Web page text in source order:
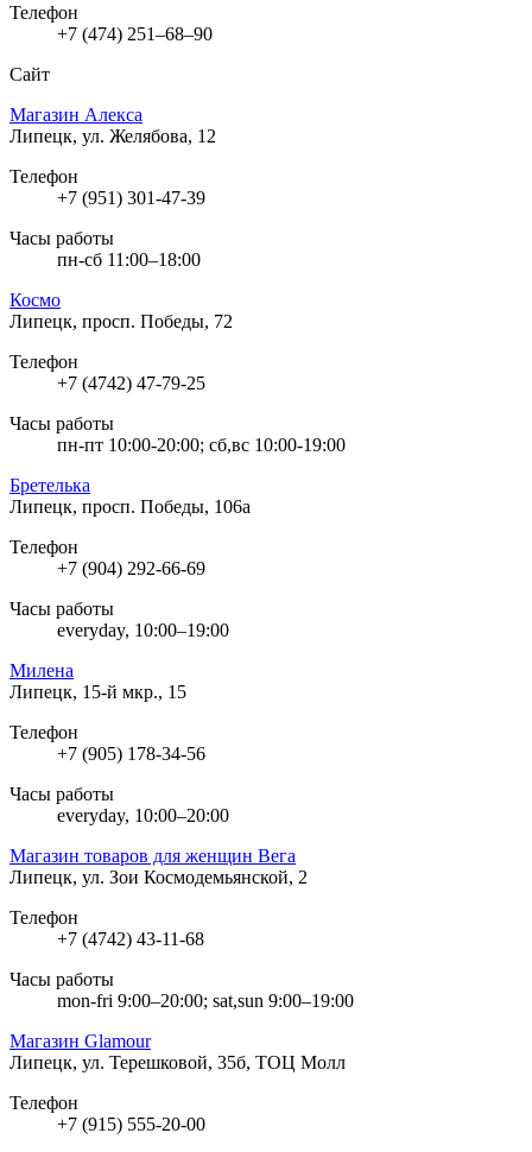
Телефон
+7 (474) 251‒68‒90
Сайт
Магазин Алекса
Липецк, ул. Желябова, 12
Телефон
+7 (951) 301-47-39
Часы работы
пн-сб 11:00–18:00
Космо
Липецк, просп. Победы, 72
Телефон
+7 (4742) 47-79-25
Часы работы
пн-пт 10:00-20:00; сб,вс 10:00-19:00
Бретелька
Липецк, просп. Победы, 106а
Телефон
+7 (904) 292-66-69
Часы работы
everyday, 10:00–19:00
Милена
Липецк, 15-й мкр., 15
Телефон
+7 (905) 178-34-56
Часы работы
everyday, 10:00–20:00
Магазин товаров для женщин Вега
Липецк, ул. Зои Космодемьянской, 2
Телефон
+7 (4742) 43-11-68
Часы работы
mon-fri 9:00–20:00; sat,sun 9:00–19:00
Магазин Glamour
Липецк, ул. Терешковой, 35б, ТОЦ Молл
Телефон
+7 (915) 555-20-00